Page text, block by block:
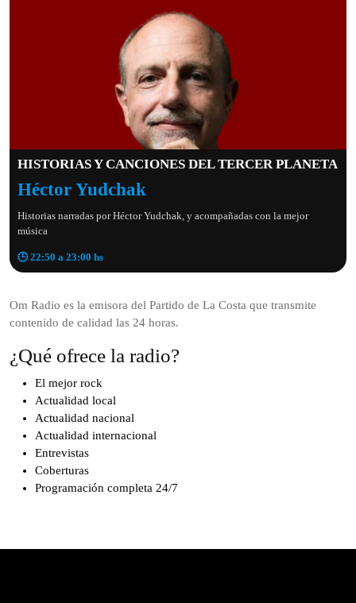
HISTORIAS Y CANCIONES DEL TERCER PLANETA
Héctor Yudchak
Historias narradas por Héctor Yudchak, y acompañadas con la mejor
música
🕒 22:50 a 23:00 hs
Om Radio es la emisora del Partido de La Costa que transmite
contenido de calidad las 24 horas.
¿Qué ofrece la radio?
El mejor rock
Actualidad local
Actualidad nacional
Actualidad internacional
Entrevistas
Coberturas
Programación completa 24/7